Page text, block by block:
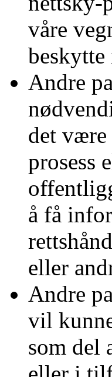
våre
Andre
det
prosess
å få
eller
Andre
vil
som del